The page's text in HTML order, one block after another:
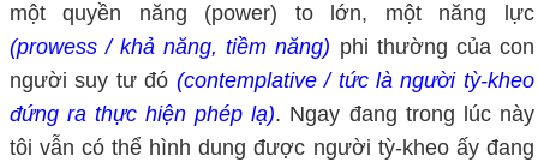
một quyền năng (power) to lớn, một năng lực
(prowess / khả năng, tiềm năng) phi thường của con
người suy tư đó (contemplative / tức là người tỳ-kheo
đứng ra thực hiện phép lạ). Ngay đang trong lúc này
tôi vẫn có thể hình dung được người tỳ-kheo ấy đang